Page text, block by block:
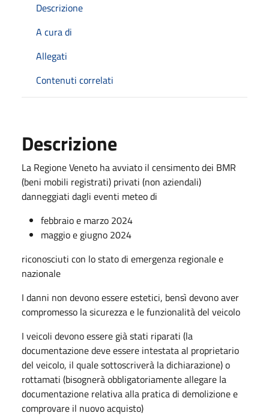
Descrizione
A cura di
Allegati
Contenuti correlati
Descrizione
La Regione Veneto ha avviato il censimento dei BMR
(beni mobili registrati) privati (non aziendali)
danneggiati dagli eventi meteo di
febbraio e marzo 2024
maggio e giugno 2024
riconosciuti con lo stato di emergenza regionale e
nazionale
I danni non devono essere estetici, bensì devono aver
compromesso la sicurezza e le funzionalità del veicolo
I veicoli devono essere già stati riparati (la
documentazione deve essere intestata al proprietario
del veicolo, il quale sottoscriverà la dichiarazione) o
rottamati (bisognerà obbligatoriamente allegare la
documentazione relativa alla pratica di demolizione e
comprovare il nuovo acquisto)